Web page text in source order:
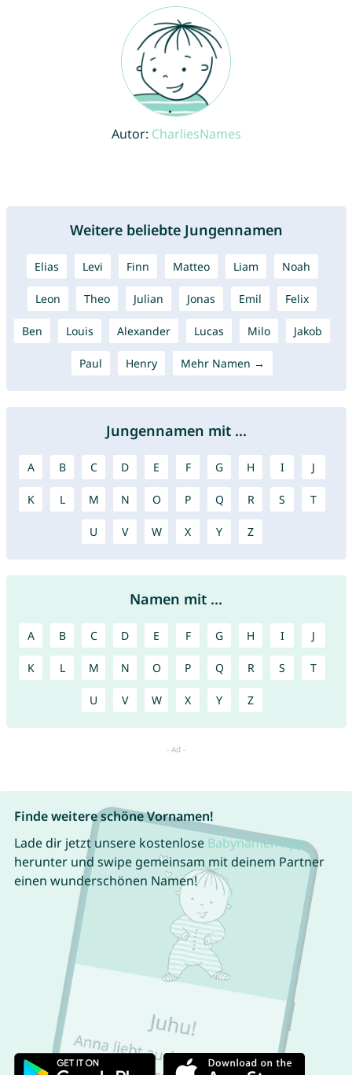
Autor: CharliesNames
Weitere beliebte Jungennamen
Elias Levi Finn Matteo Liam Noah
Leon Theo Julian Jonas Emil Felix
Ben Louis Alexander Lucas Milo Jakob
Paul Henry Mehr Namen →
Jungennamen mit ...
A B C D E F G H I J
K L M N O P Q R S T
U V W X Y Z
Namen mit ...
A B C D E F G H I J
K L M N O P Q R S T
U V W X Y Z
Finde weitere schöne Vornamen!
Lade dir jetzt unsere kostenlose Babynamen App
herunter und swipe gemeinsam mit deinem Partner
einen wunderschönen Namen!